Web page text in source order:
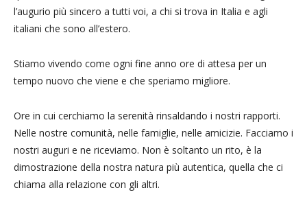
l’augurio più sincero a tutti voi, a chi si trova in Italia e agli
italiani che sono all’estero.
Stiamo vivendo come ogni fine anno ore di attesa per un
tempo nuovo che viene e che speriamo migliore.
Ore in cui cerchiamo la serenità rinsaldando i nostri rapporti.
Nelle nostre comunità, nelle famiglie, nelle amicizie. Facciamo i
nostri auguri e ne riceviamo. Non è soltanto un rito, è la
dimostrazione della nostra natura più autentica, quella che ci
chiama alla relazione con gli altri.